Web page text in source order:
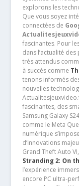
explorons les
Que vous soyez
connectées de
fascinantes. Pour
dans l’actualité
très attendus
à succès comme
tenons informés
nouvelles
fascinantes, des
Samsung Galaxy
comme le Meta
numérique
d’innovations
Grand Theft Auto
Stranding 2: On
l’expérience
encore PC ultra-